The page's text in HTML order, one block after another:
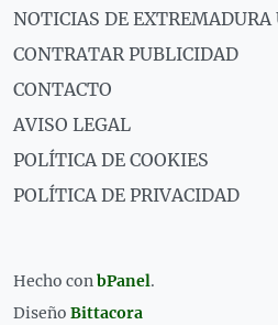
NOTICIAS DE
CONTRATAR PUBLICIDAD
CONTACTO
AVISO LEGAL
POLÍTICA DE COOKIES
POLÍTICA DE PRIVACIDAD
Hecho conbPanel.
Diseño Bittacora